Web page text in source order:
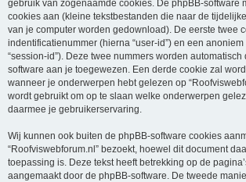
gebruik van zogenaamde cookies. De phpBB-software
cookies aan (kleine tekstbestanden die naar de
van je computer worden gedownload). De eerste twee
indentificatienummer (hierna “user-id”) en een
“session-id”). Deze twee nummers worden
software aan je toegewezen. Een derde cookie zal
wanneer je onderwerpen hebt gelezen op
wordt gebruikt om op te slaan welke onderwerpen
daarmee je gebruikerservaring.
Wij kunnen ook buiten de phpBB-software cookies
“Roofviswebforum.nl” bezoekt, hoewel dit document
toepassing is. Deze tekst heeft betrekking op de
aangemaakt door de phpBB-software. De tweede